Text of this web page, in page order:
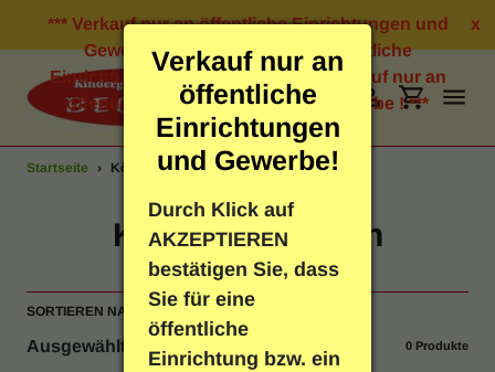
Verkauf nur an
öffentliche
Einrichtungen
und Gewerbe!
Durch Klick auf
AKZEPTIEREN
bestätigen Sie, dass
Sie für eine
öffentliche
Einrichtung bzw. ein
Direkt
Inhalt
*** Verkauf nur an öffentliche Einrichtungen und
Gewerbe ! *** Verkauf nur an öffentliche
Einrichtungen und Gewerbe ! *** Verkauf nur an
öffentliche Einrichtungen und Gewerbe ! ***
x
SuchenEinloggen
Schreibwaren
Geschenkartikel
Startseite › Körbe & Taschen
S
m
m
Körbe & Taschen
SORTIEREN NACH
0 Produkte